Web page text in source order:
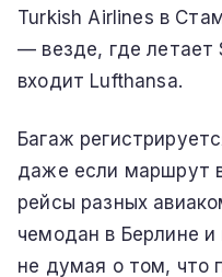
Turkish Airlines в
— везде, где летает
входит Lufthansa.
Багаж
даже если маршрут
рейсы разных
чемодан в Берлине и
не думая о том, что